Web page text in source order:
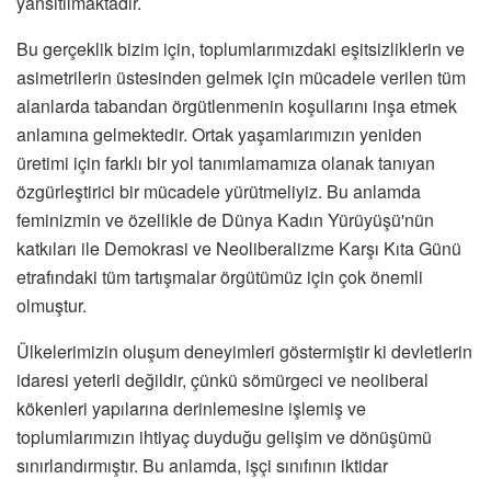
Bu gerçeklik bizim için, toplumlarımızdaki eşitsizliklerin ve
asimetrilerin üstesinden gelmek için mücadele verilen tüm
alanlarda tabandan örgütlenmenin koşullarını inşa etmek
anlamına gelmektedir. Ortak yaşamlarımızın yeniden
üretimi için farklı bir yol tanımlamamıza olanak tanıyan
özgürleştirici bir mücadele yürütmeliyiz. Bu anlamda
feminizmin ve özellikle de Dünya Kadın Yürüyüşü'nün
katkıları ile Demokrasi ve Neoliberalizme Karşı Kıta Günü
etrafındaki tüm tartışmalar örgütümüz için çok önemli
olmuştur.
Ülkelerimizin oluşum deneyimleri göstermiştir ki devletlerin
idaresi yeterli değildir, çünkü sömürgeci ve neoliberal
kökenleri yapılarına derinlemesine işlemiş ve
toplumlarımızın ihtiyaç duyduğu gelişim ve dönüşümü
sınırlandırmıştır. Bu anlamda, işçi sınıfının iktidar